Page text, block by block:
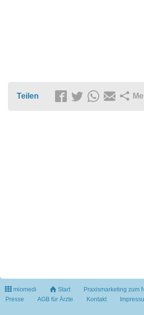
Teilen
miomedi Start Praxismarketing zum
Presse
AGB für Ärzte Kontakt